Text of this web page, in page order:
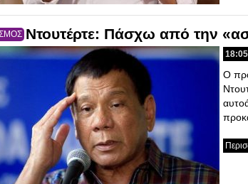
Ντουτέρτε: Πάσχω από την
Ο